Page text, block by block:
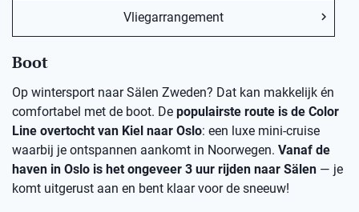
Vliegarrangement
Boot
Op wintersport naar Sälen Zweden? Dat kan makkelijk én
comfortabel met de boot. De populairste route is de Color
Line overtocht van Kiel naar Oslo: een luxe mini-cruise
waarbij je ontspannen aankomt in Noorwegen. Vanaf de
haven in Oslo is het ongeveer 3 uur rijden naar Sälen — je
komt uitgerust aan en bent klaar voor de sneeuw!